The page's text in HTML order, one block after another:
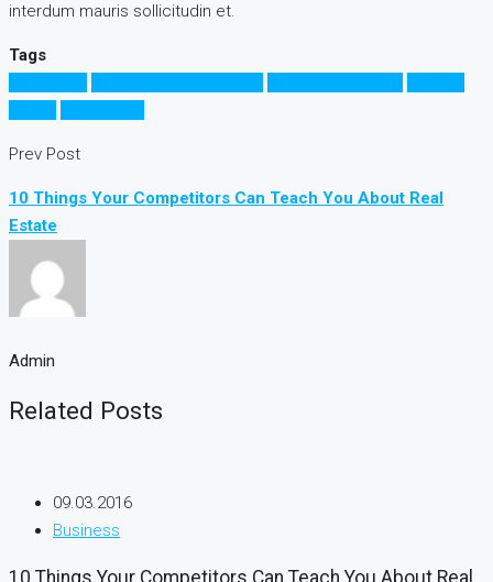
interdum mauris sollicitudin et.
Tags
Prev Post
10 Things Your Competitors Can Teach You About Real
Estate
Admin
Related Posts
09.03.2016
Business
10 Things Your Competitors Can Teach You About Real